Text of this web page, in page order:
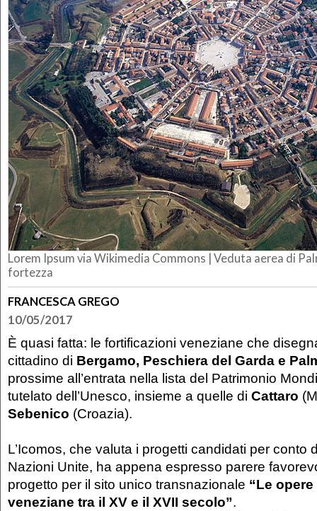
Lorem Ipsum via Wikimedia Commons | Veduta aerea di
fortezza
FRANCESCA GREGO
10/05/2017
È quasi fatta: le fortificazioni veneziane che
cittadino di Bergamo, Peschiera del Garda e
prossime all’entrata nella lista del Patrimonio
tutelato dell’Unesco, insieme a quelle di Cattaro
Sebenico (Croazia).
L’Icomos, che valuta i progetti candidati per conto
Nazioni Unite, ha appena espresso parere
progetto per il sito unico transnazionale “Le
veneziane tra il XV e il XVII secolo”.